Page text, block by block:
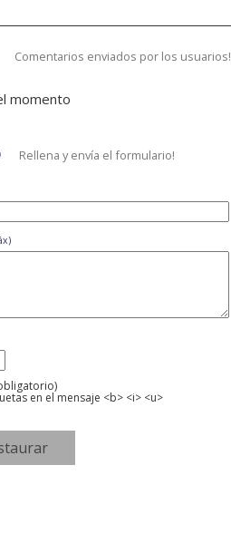
Comentarios enviados por los usuarios!
momento
Rellena y envía el formulario!
en el mensaje <b> <i> <u>